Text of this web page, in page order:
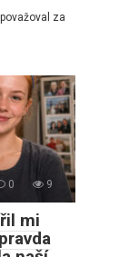
za
0 9
mi